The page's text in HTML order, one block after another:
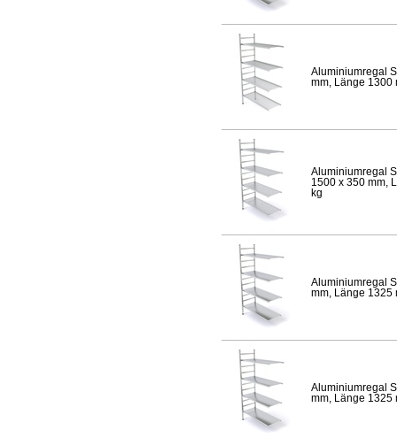
Aluminiumregal
mm, Länge 1300
Aluminiumregal
1500 x 350 mm,
kg
Aluminiumregal
mm, Länge 1325
Aluminiumregal
mm, Länge 1325